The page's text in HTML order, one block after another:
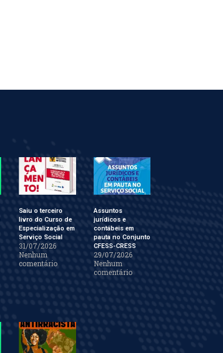
Saiu o terceiro
livro do Curso de
Especialização em
Serviço Social
31/07/2026
Nenhum
comentário
Assuntos
jurídicos e
contábeis em
pauta no Conjunto
CFESS-CRESS
29/07/2026
Nenhum
comentário